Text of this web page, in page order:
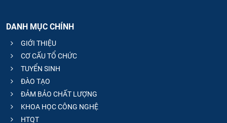
DANH MỤC CHÍNH
GIỚI THIỆU
CƠ CẤU TỔ CHỨC
TUYỂN SINH
ĐÀO TẠO
ĐẢM BẢO CHẤT LƯỢNG
KHOA HỌC CÔNG NGHỆ
HTQT